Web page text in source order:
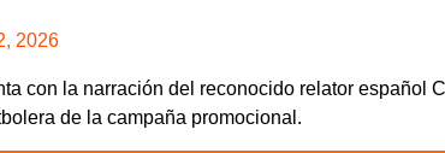
2026
con la narración del reconocido relator español
de la campaña promocional.